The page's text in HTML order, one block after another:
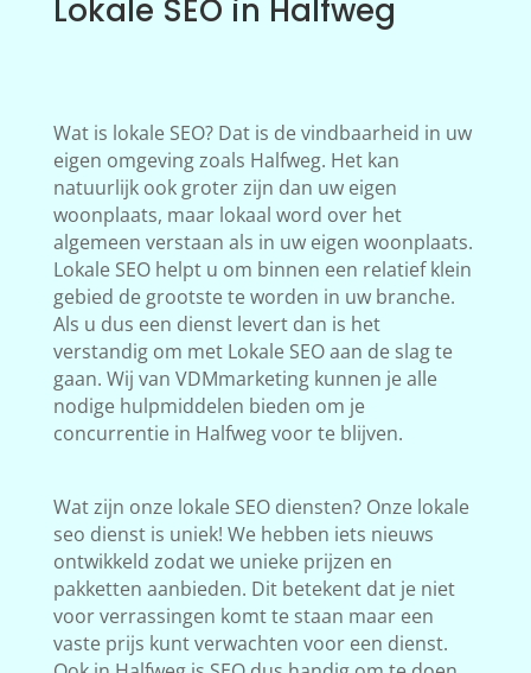
Lokale SEO in Halfweg
Wat is lokale SEO? Dat is de vindbaarheid in uw
eigen omgeving zoals Halfweg. Het kan
natuurlijk ook groter zijn dan uw eigen
woonplaats, maar lokaal word over het
algemeen verstaan als in uw eigen woonplaats.
Lokale SEO helpt u om binnen een relatief klein
gebied de grootste te worden in uw branche.
Als u dus een dienst levert dan is het
verstandig om met Lokale SEO aan de slag te
gaan. Wij van VDMmarketing kunnen je alle
nodige hulpmiddelen bieden om je
concurrentie in Halfweg voor te blijven.
Wat zijn onze lokale SEO diensten? Onze lokale
seo dienst is uniek! We hebben iets nieuws
ontwikkeld zodat we unieke prijzen en
pakketten aanbieden. Dit betekent dat je niet
voor verrassingen komt te staan maar een
vaste prijs kunt verwachten voor een dienst.